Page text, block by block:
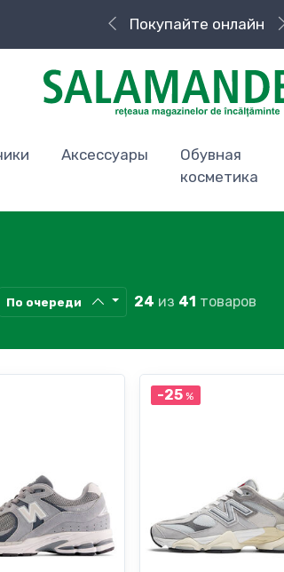
Быстрая доставка
Аксессуары
Обувная
косметика
По очереди 24 из 41 товаров
-25 %